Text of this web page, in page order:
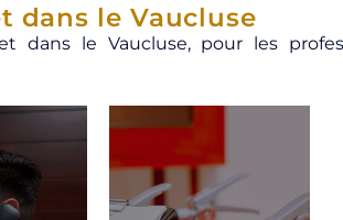
dans le Vaucluse
dans le Vaucluse, pour les